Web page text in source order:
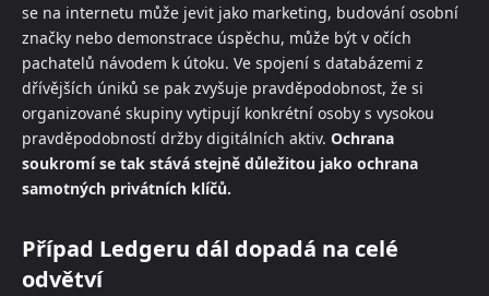
se na internetu může jevit jako marketing, budování osobní
značky nebo demonstrace úspěchu, může být v očích
pachatelů návodem k útoku. Ve spojení s databázemi z
dřívějších úniků se pak zvyšuje pravděpodobnost, že si
organizované skupiny vytipují konkrétní osoby s vysokou
pravděpodobností držby digitálních aktiv. Ochrana
soukromí se tak stává stejně důležitou jako ochrana
samotných privátních klíčů.
Případ Ledgeru dál dopadá na celé
odvětví